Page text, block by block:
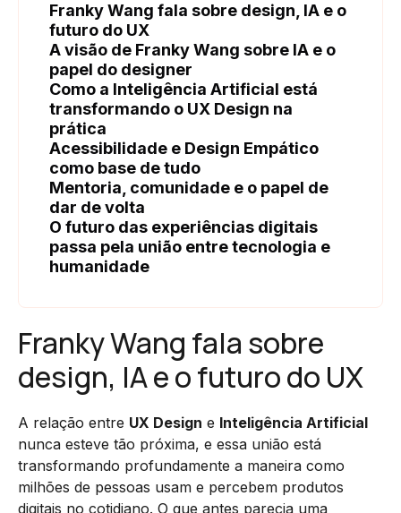
Franky Wang fala sobre design, IA e o
futuro do UX
A visão de Franky Wang sobre IA e o
papel do designer
Como a Inteligência Artificial está
transformando o UX Design na
prática
Acessibilidade e Design Empático
como base de tudo
Mentoria, comunidade e o papel de
dar de volta
O futuro das experiências digitais
passa pela união entre tecnologia e
humanidade
Franky Wang fala sobre
design, IA e o futuro do UX
A relação entre UX Design e Inteligência Artificial
nunca esteve tão próxima, e essa união está
transformando profundamente a maneira como
milhões de pessoas usam e percebem produtos
digitais no cotidiano. O que antes parecia uma